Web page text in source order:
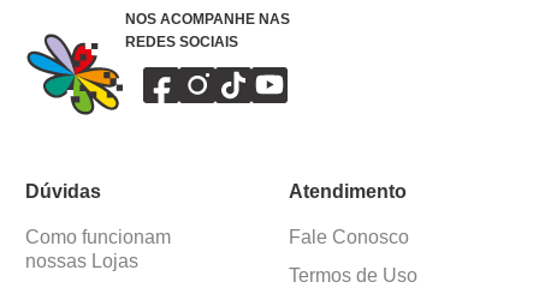
NOS ACOMPANHE NAS
REDES SOCIAIS
Dúvidas
Como funcionam
nossas Lojas
Atendimento
Fale Conosco
Termos de Uso